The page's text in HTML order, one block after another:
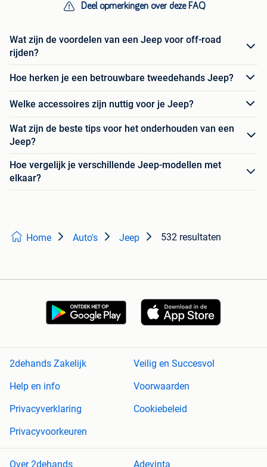
Deel opmerkingen over deze FAQ
Wat zijn de voordelen van een Jeep voor off-road
rijden?
Hoe herken je een betrouwbare tweedehands Jeep?
Welke accessoires zijn nuttig voor je Jeep?
Wat zijn de beste tips voor het onderhouden van een
Jeep?
Hoe vergelijk je verschillende Jeep-modellen met
elkaar?
Home Auto's Jeep 532 resultaten
2dehands Zakelijk
Veilig en Succesvol
Help en info
Voorwaarden
Privacyverklaring
Cookiebeleid
Privacyvoorkeuren
Over 2dehands Adevinta